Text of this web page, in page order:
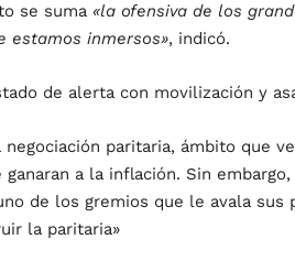
se suma «la ofensiva de los
estamos inmersos», indicó.
de alerta con movilización y
paritaria, ámbito que
a la inflación. Sin embargo,
de los gremios que le avala sus
la paritaria»